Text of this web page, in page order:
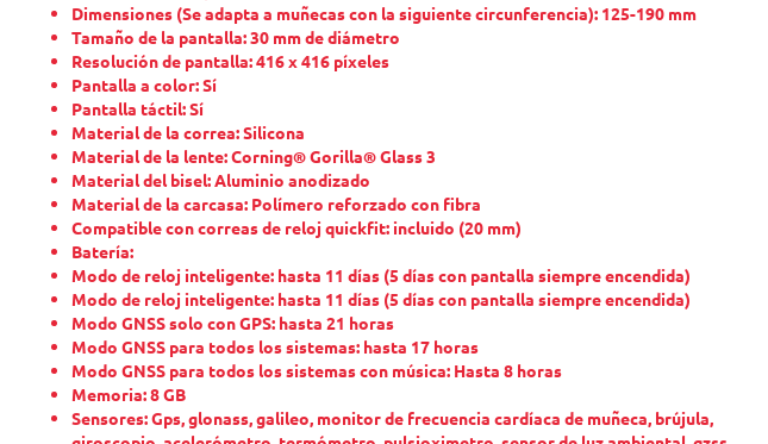
Dimensiones (Se adapta a muñecas con la siguiente circunferencia): 125-190 mm
Tamaño de la pantalla: 30 mm de diámetro
Resolución de pantalla: 416 x 416 píxeles
Pantalla a color: Sí
Pantalla táctil: Sí
Material de la correa: Silicona
Material de la lente: Corning® Gorilla® Glass 3
Material del bisel: Aluminio anodizado
Material de la carcasa: Polímero reforzado con fibra
Compatible con correas de reloj quickfit: incluido (20 mm)
Batería:
Modo de reloj inteligente: hasta 11 días (5 días con pantalla siempre encendida)
Modo de reloj inteligente: hasta 11 días (5 días con pantalla siempre encendida)
Modo GNSS solo con GPS: hasta 21 horas
Modo GNSS para todos los sistemas: hasta 17 horas
Modo GNSS para todos los sistemas con música: Hasta 8 horas
Memoria: 8 GB
Sensores: Gps, glonass, galileo, monitor de frecuencia cardíaca de muñeca, brújula,